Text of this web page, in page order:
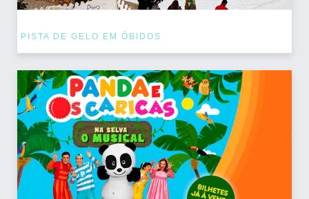
PISTA DE GELO EM ÓBIDOS